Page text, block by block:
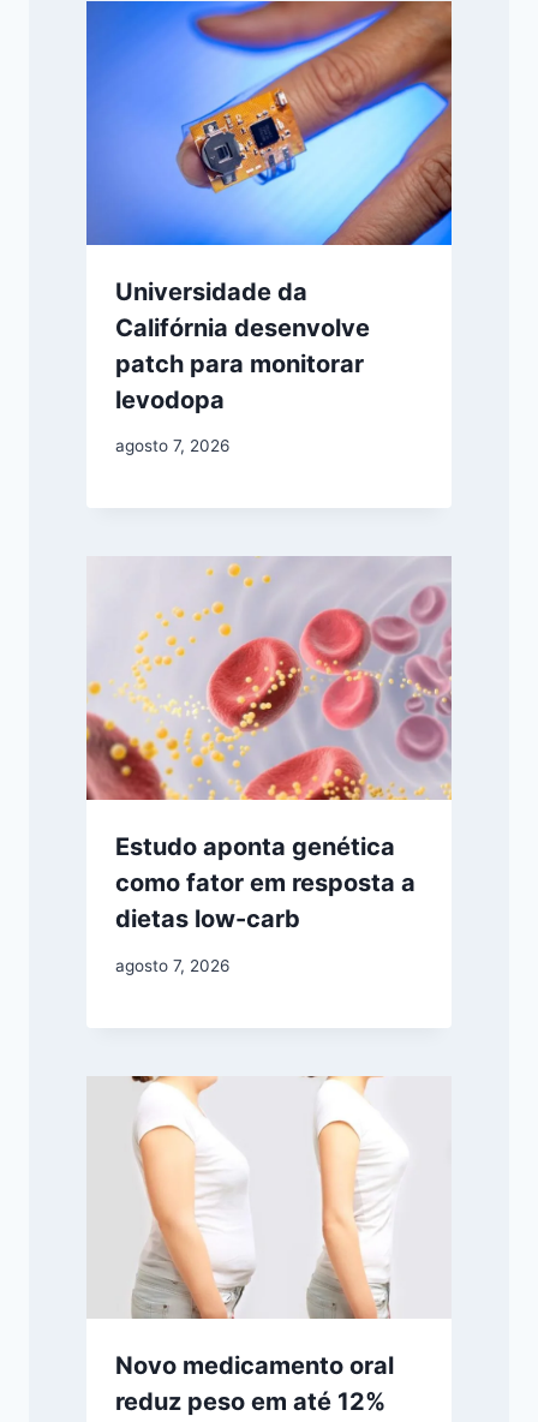
Universidade da
Califórnia desenvolve
patch para monitorar
levodopa
agosto 7, 2026
Estudo aponta genética
como fator em resposta a
dietas low-carb
agosto 7, 2026
Novo medicamento oral
reduz peso em até 12%